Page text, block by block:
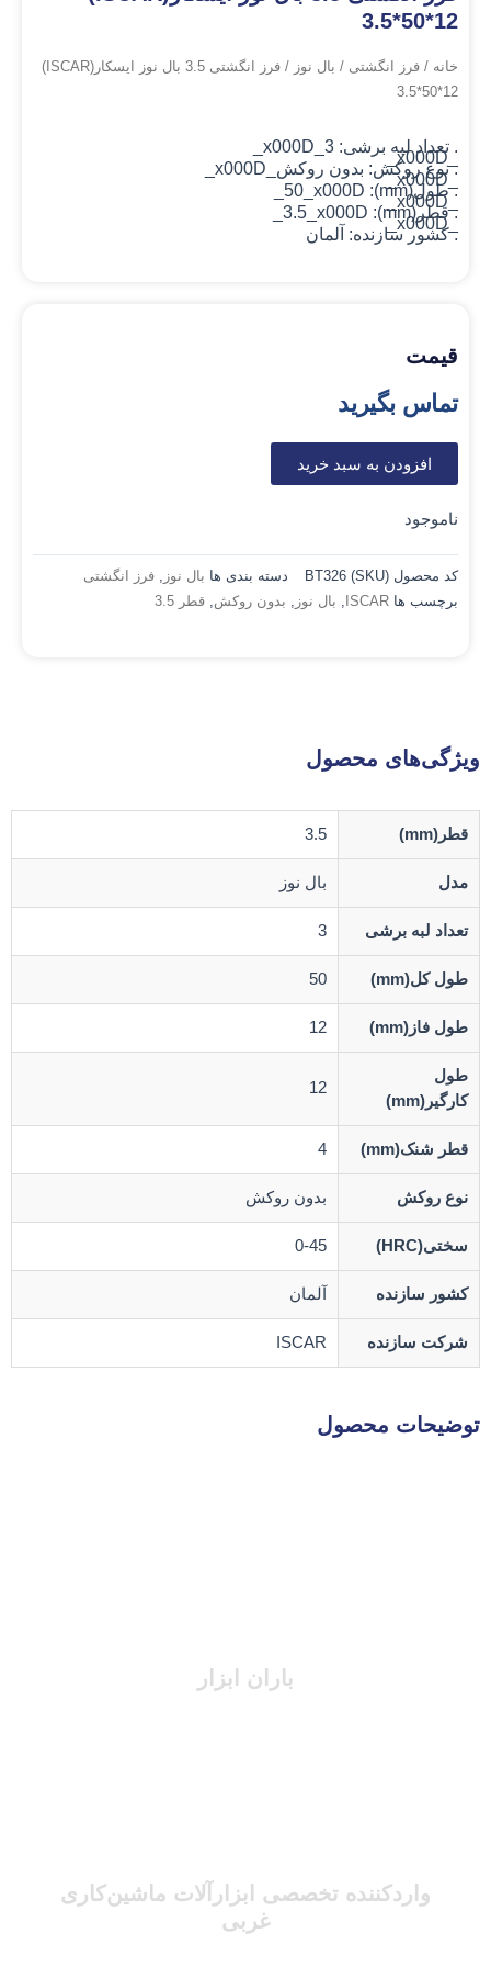
3.5*50*12
خانه / فرز انگشتی / بال نوز
/ فرز انگشتی 3.5 بال نوز ایسکار(ISCAR)
3.5*50*12
. تعداد لبه برشی: 3_x000D_
_x000D_
. نوع روکش: بدون روکش
_x000D_
. طول(mm): 50_x000D_
_x000D_
. قطر(mm): 3.5_x000D_
_x000D_
. کشور سازنده: آلمان
قیمت
تماس بگیرید
افزودن به سبد خرید
ناموجود
کد محصول (SKU) BT326 دسته بندی ها بال نوز
فرز انگشتی
برچسب ها ISCAR بال نوز بدون روکش قطر 3.5
ویژگی‌های محصول
قطر(mm) 3.5
مدل بال نوز
تعداد لبه برشی 3
طول کل(mm) 50
طول فاز(mm) 12
طول
کارگیر(mm)
12
قطر شنک(mm) 4
نوع روکش بدون روکش
سختی(HRC) 0-45
کشور سازنده آلمان
شرکت سازنده ISCAR
توضیحات محصول
باران ابزار
واردکننده تخصصی ابزارآلات ماشین‌کاری
غربی